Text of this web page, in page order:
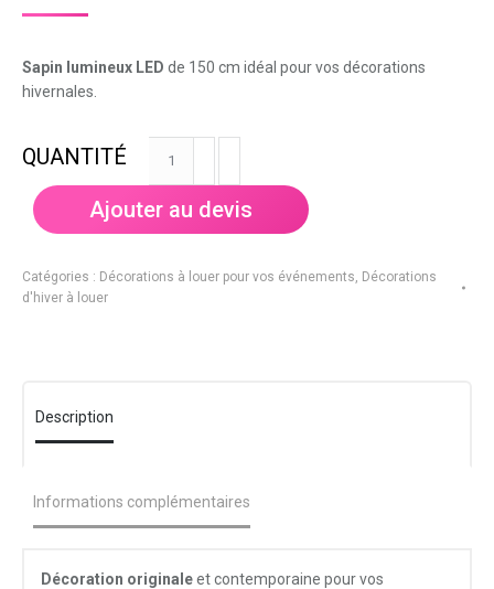
Sapin lumineux LED de 150 cm idéal pour vos décorations
hivernales.
lumineux
Ajouter au devis
Catégories : Décorations à louer pour vos événements Décorations
d'hiver à louer
Description
Informations complémentaires
Décoration originaleet contemporaine pour vos